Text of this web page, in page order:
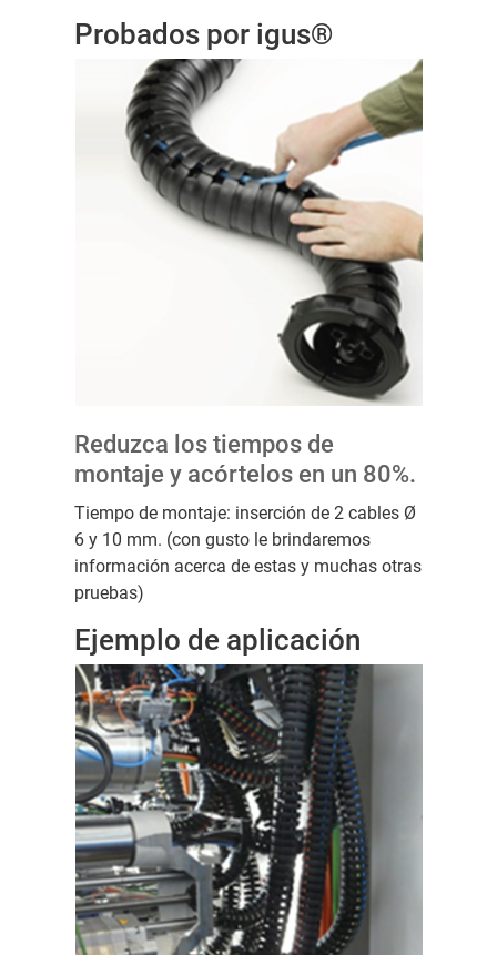
Probados por igus®
Reduzca los tiempos de
montaje y acórtelos en un 80%.
Tiempo de montaje: inserción de 2 cables Ø
6 y 10 mm. (con gusto le brindaremos
información acerca de estas y muchas otras
pruebas)
Ejemplo de aplicación